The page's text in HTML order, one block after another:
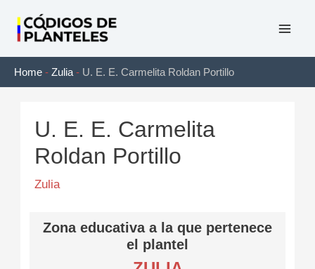
contenido
Home - Zulia - U. E. E. Carmelita Roldan Portillo
U. E. E. Carmelita
Roldan Portillo
Zulia
Zona educativa a la que pertenece
el plantel